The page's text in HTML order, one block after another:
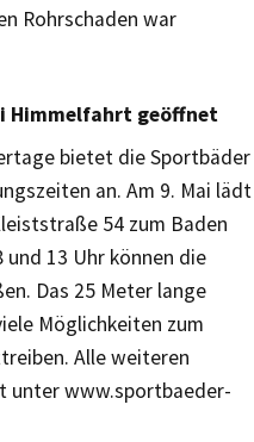
Rohrschaden war
Himmelfahrt geöffnet
bietet die Sportbäder
an. Am 9. Mai lädt
54 zum Baden
und 13 Uhr können die
Das 25 Meter lange
Möglichkeiten zum
Alle weiteren
unter www.sportbaeder-